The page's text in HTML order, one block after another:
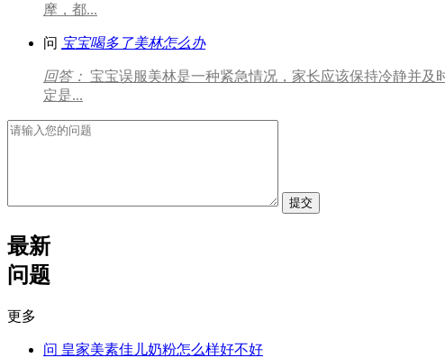
摩，都...
问 宝宝喝多了美林怎么办
回答： 宝宝误服美林是一种紧急情况，家长应该保持冷静并
定是...
提交
最新
问题
更多
问 皇家美素佳儿奶粉怎么样好不好